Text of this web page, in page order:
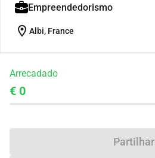
Empreendedorismo
location_on Albi, France
Arrecadado
€ 0
Partilhar